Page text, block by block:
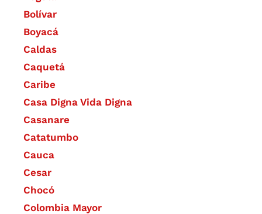
Bolívar
Boyacá
Caldas
Caquetá
Caribe
Casa Digna Vida Digna
Casanare
Catatumbo
Cauca
Cesar
Chocó
Colombia Mayor